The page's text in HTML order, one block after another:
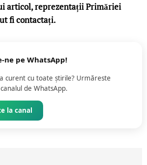
articol, reprezentații Primăriei
fi contactați.
ne pe WhatsApp!
curent cu toate știrile? Urmăreste
de WhatsApp.
la canal